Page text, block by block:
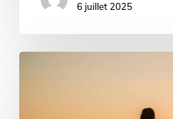
6 juillet 2025